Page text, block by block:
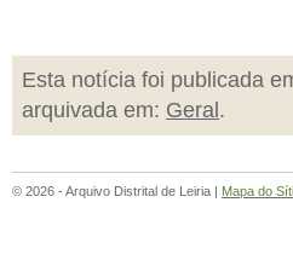
Esta notícia foi publicada
arquivada em: Geral .
© 2026 - Arquivo Distrital de Leiria | Mapa do